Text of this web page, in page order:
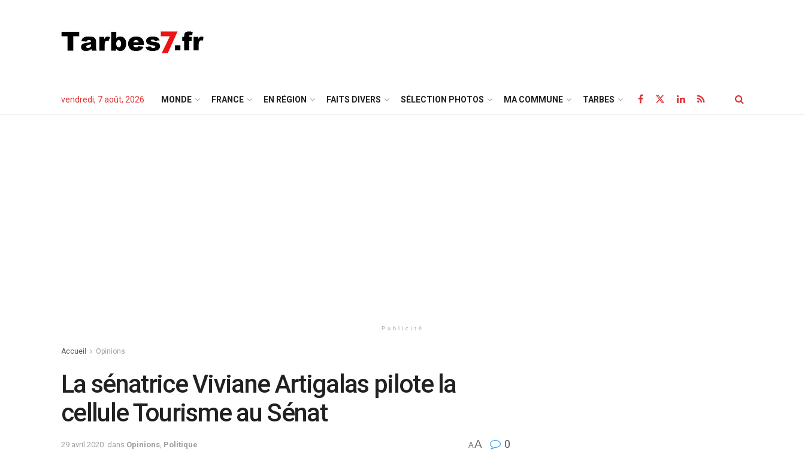
vendredi, 7 août, 2026 MONDE FRANCE EN RÉGION FAITS DIVERS SÉLECTION PHOTOS MA COMMUNE TARBES
Publicité
Accueil Opinions
La sénatrice Viviane Artigalas pilote la
cellule Tourisme au Sénat
29 avril 2020 dans Opinions Politique AA 0